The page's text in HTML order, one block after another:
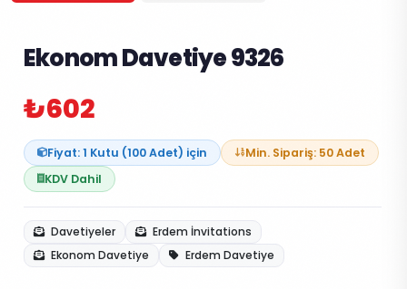
Ekonom Davetiye 9326
₺602
Fiyat: 1 Kutu (100 Adet) için
Min. Sipariş: 50 Adet
KDV Dahil
Davetiyeler
Erdem İnvitations
Ekonom Davetiye
Erdem Davetiye